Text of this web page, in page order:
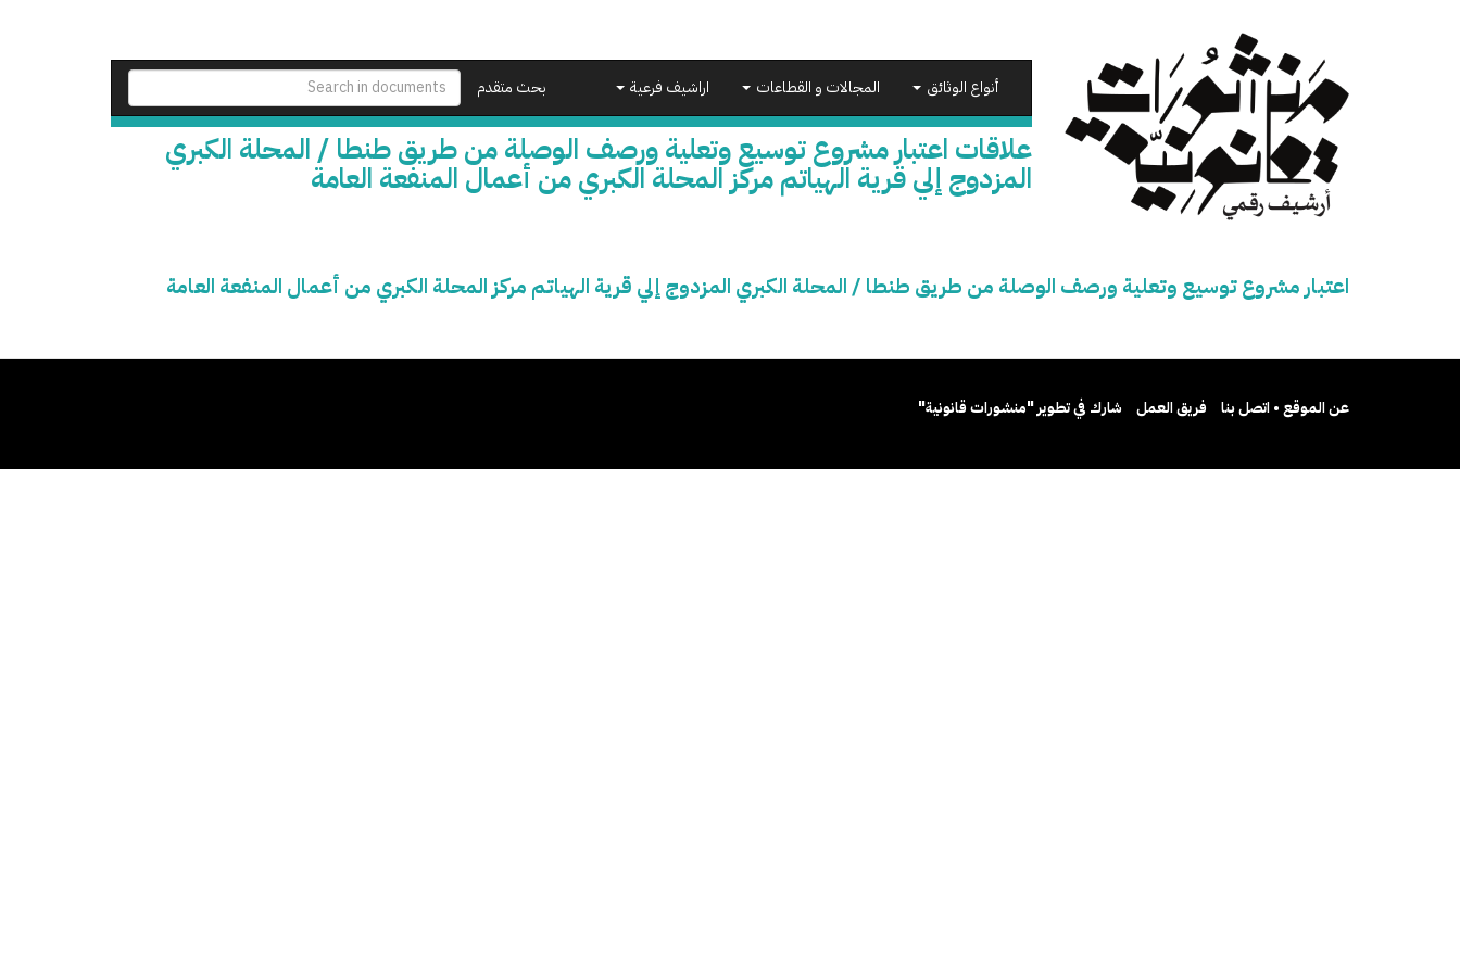
بحث متقدم أنواع الوثائق المجالات و القطاعات اراشيف فرعية
علاقات اعتبار مشروع توسيع وتعلية ورصف الوصلة من طريق طنطا / المحلة الكبري
المزدوج إلي قرية الهياتم مركز المحلة الكبري من أعمال المنفعة العامة
اعتبار مشروع توسيع وتعلية ورصف الوصلة من طريق طنطا / المحلة الكبري المزدوج إلي قرية الهياتم مركز المحلة الكبري من أعمال المنفعة العامة
عن الموقع • اتصل بنا فريق العمل شارك في تطوير "منشورات قانونية"